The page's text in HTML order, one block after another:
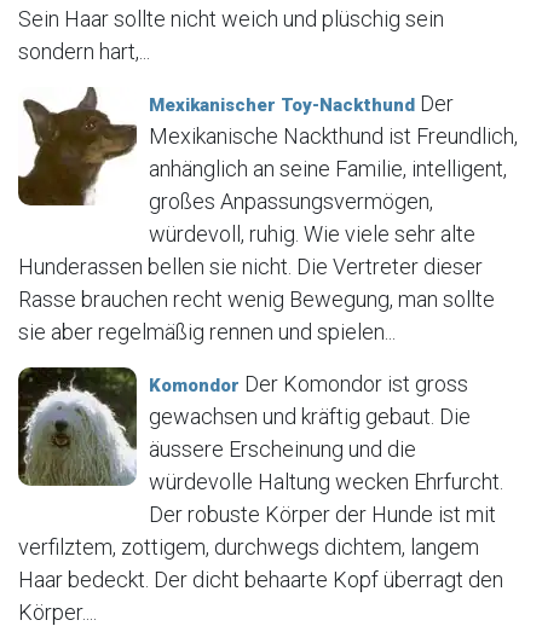
Sein Haar sollte nicht weich und plüschig sein
sondern hart,...
Mexikanischer Toy-Nackthund Der
Mexikanische Nackthund ist Freundlich,
anhänglich an seine Familie, intelligent,
großes Anpassungsvermögen,
würdevoll, ruhig. Wie viele sehr alte
Hunderassen bellen sie nicht. Die Vertreter dieser
Rasse brauchen recht wenig Bewegung, man sollte
sie aber regelmäßig rennen und spielen...
Komondor Der Komondor ist gross
gewachsen und kräftig gebaut. Die
äussere Erscheinung und die
würdevolle Haltung wecken Ehrfurcht.
Der robuste Körper der Hunde ist mit
verfilztem, zottigem, durchwegs dichtem, langem
Haar bedeckt. Der dicht behaarte Kopf überragt den
Körper....